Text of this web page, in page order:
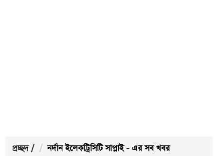
প্রচ্ছদ / নর্দান ইলেকট্রিসিটি সাপ্লাই - এর সব খবর